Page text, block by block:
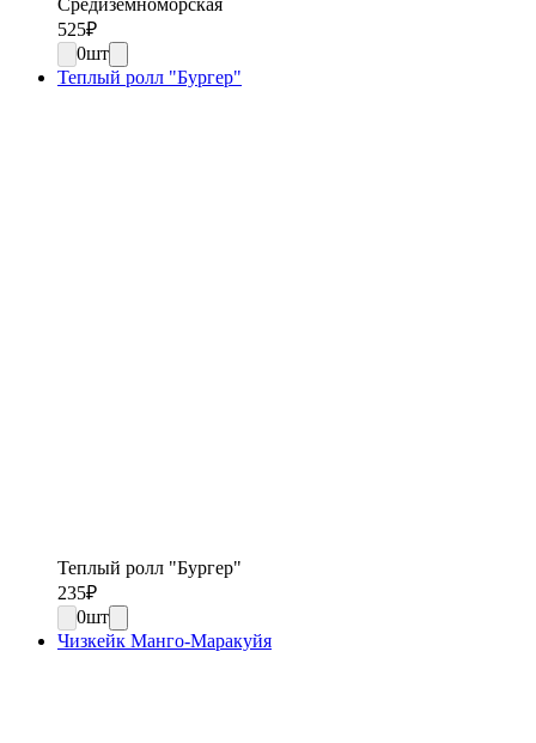
525₽
0шт
Теплый ролл "Бургер"
Теплый ролл "Бургер"
235₽
0шт
Чизкейк Манго-Маракуйя